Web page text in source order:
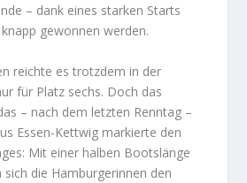
– dank eines starken Starts
gewonnen werden.
reichte es trotzdem in der
für Platz sechs. Doch das
– nach dem letzten Renntag –
Essen-Kettwig markierte den
Mit einer halben Bootslänge
die Hamburgerinnen den